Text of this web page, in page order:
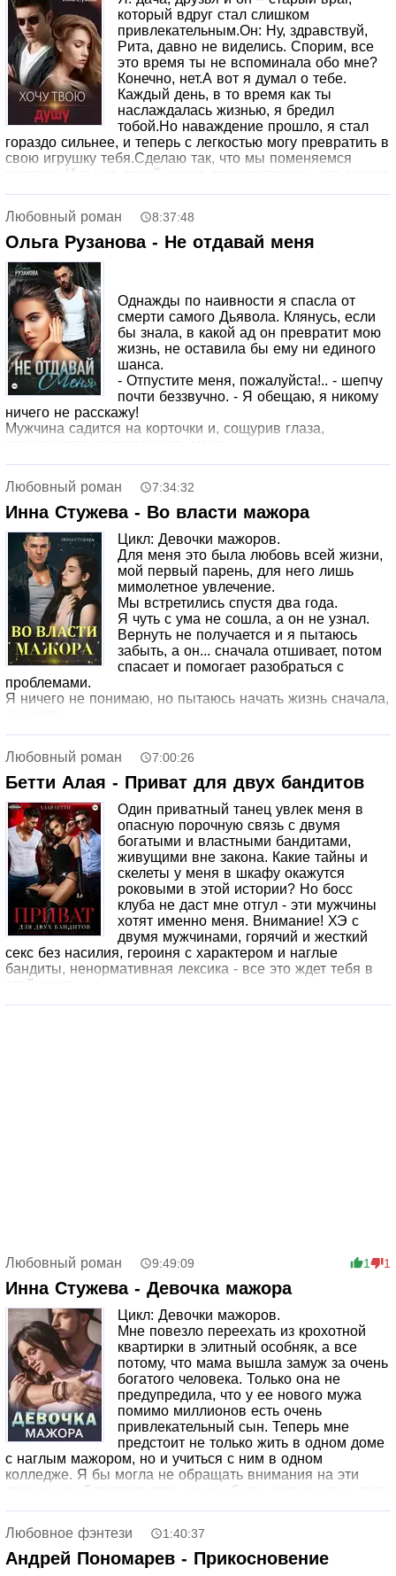
который вдруг стал слишком
привлекательным.Он: Ну, здравствуй,
Рита, давно не виделись. Спорим, все
это время ты не вспоминала обо мне?
Конечно, нет.А вот я думал о тебе.
Каждый день, в то время как ты
наслаждалась жизнью, я бредил
тобой.Но наваждение прошло, я стал
гораздо сильнее, и теперь с легкостью могу превратить в
свою игрушку тебя.Сделаю так, что мы поменяемся
местами.И ты на своей шкуре прочувствуешь, что значит
Любовный роман 8:37:48
Ольга Рузанова - Не отдавай меня
Однажды по наивности я спасла от
смерти самого Дьявола. Клянусь, если
бы знала, в какой ад он превратит мою
жизнь, не оставила бы ему ни единого
шанса.
- Отпустите меня, пожалуйста!.. - шепчу
почти беззвучно. - Я обещаю, я никому
ничего не расскажу!
Мужчина садится на корточки и, сощурив глаза,
надежда - может, он забыл?.. Может, он не помнит того,
что сделал со мной?
Делаю неполный вдох и, открыв глаза, врезаюсь в
тяжелый, как бетон, взгляд.
Помнит. Ничего он не забыл.
✽✽✽✽✽
От автора: Предупреждение: Жестко, эмоционально,
местами грязно. Принуждение, нецензурная лексика,
очень откровенно.
Любовный роман 7:34:32
Инна Стужева - Во власти мажора
Цикл: Девочки мажоров.
Для меня это была любовь всей жизни,
мой первый парень, для него лишь
мимолетное увлечение.
Мы встретились спустя два года.
Я чуть с ума не сошла, а он не узнал.
Вернуть не получается и я пытаюсь
забыть, а он... сначала отшивает, потом
спасает и помогает разобраться с
проблемами.
Я ничего не понимаю, но пытаюсь начать жизнь сначала,
Любовный роман 7:00:26
Бетти Алая - Приват для двух бандитов
Один приватный танец увлек меня в
опасную порочную связь с двумя
богатыми и властными бандитами,
живущими вне закона. Какие тайны и
скелеты у меня в шкафу окажутся
роковыми в этой истории? Но босс
клуба не даст мне отгул - эти мужчины
хотят именно меня. Внимание! ХЭ с
двумя мужчинами, горячий и жесткий
секс без насилия, героиня с характером и наглые
бандиты, ненормативная лексика - все это ждет тебя в
этой книге.
Любовный роман 9:49:09 1 1
Инна Стужева - Девочка мажора
Цикл: Девочки мажоров.
Мне повезло переехать из крохотной
квартирки в элитный особняк, а все
потому, что мама вышла замуж за очень
богатого человека. Только она не
предупредила, что у ее нового мужа
помимо миллионов есть очень
привлекательный сын. Теперь мне
предстоит не только жить в одном доме
с наглым мажором, но и учиться с ним в одном
колледже. Я бы могла не обращать внимания на эти
досадные обстоятельства, но как быть, если он то и дело
Любовное фэнтези 1:40:37
Андрей Пономарев - Прикосновение